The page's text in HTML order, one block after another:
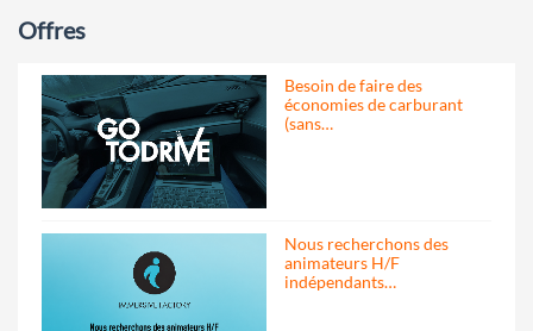
Offres
Besoin de faire des
économies de carburant
(sans…
Nous recherchons des
animateurs H/F
indépendants…